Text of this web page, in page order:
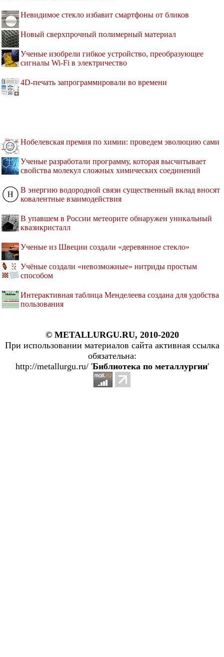
Невидимое стекло избавит смартфоны от бликов
Новый сверхпрочный полимерный материал
Ученые изобрели гибкое устройство, преобразующее
сигналы Wi-Fi в электричество
4D-печать запрограммировали во времени
Нобелевская премия по химии: проведем эволюцию сами
Ученые разработали программу, которая высчитывает
свойства молекул сложных химических соединений
В энергию водородной связи существенный вклад вносят
ковалентные взаимодействия
В упавшем в России метеорите обнаружен уникальный
квазикристалл
Ученые из Швеции создали «деревянное стекло»
Учёные создали «невозможные» нитриды простым
способом
Интерактивная таблица Менделеева создана для удобства
пользования
© METALLURGU.RU, 2010-2020
При использовании материалов сайта активная ссылка
обязательна:
http://metallurgu.ru/ 'Библиотека по металлургии'